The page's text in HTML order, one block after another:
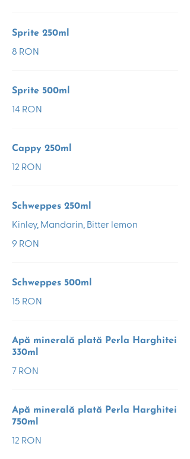
Sprite 250ml
8 RON
Sprite 500ml
14 RON
Cappy 250ml
12 RON
Schweppes 250ml
Kinley, Mandarin, Bitter lemon
9 RON
Schweppes 500ml
15 RON
Apă minerală plată Perla Harghitei
330ml
7 RON
Apă minerală plată Perla Harghitei
750ml
12 RON